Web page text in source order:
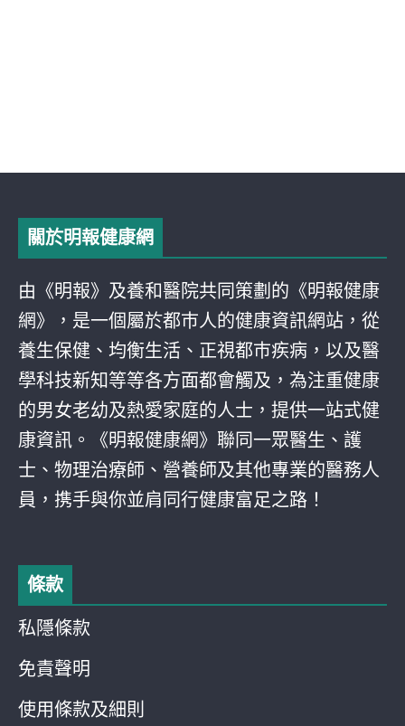
關於明報健康網
由《明報》及養和醫院共同策劃的《明報健康
網》，是一個屬於都巿人的健康資訊網站，從
養生保健、均衡生活、正視都巿疾病，以及醫
學科技新知等等各方面都會觸及，為注重健康
的男女老幼及熱愛家庭的人士，提供一站式健
康資訊。《明報健康網》聯同一眾醫生、護
士、物理治療師、營養師及其他專業的醫務人
員，携手與你並肩同行健康富足之路！
條款
私隱條款
免責聲明
使用條款及細則